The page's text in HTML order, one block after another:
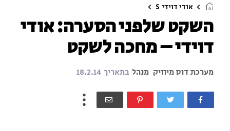
אודי דוידי S
השקט שלפני הסערה: אודי
דוידי – מחכה לשקט
מערכת דוס מיוזיק מנהל בתאריך 18.2.14